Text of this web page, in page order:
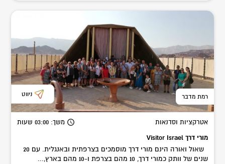
רמת מדבר ניווט
אטרקציות וסדנאות משך: 03:00 שעות
מורי דרך Visitor Israel
שאול ואורה הינם מורי דרך מוסמכים בצרפתית ובאנגלית. עם 20
שנים של וותק כמורי דרך, 10 מהם בצרפת ו-10 מהם בארץ,...